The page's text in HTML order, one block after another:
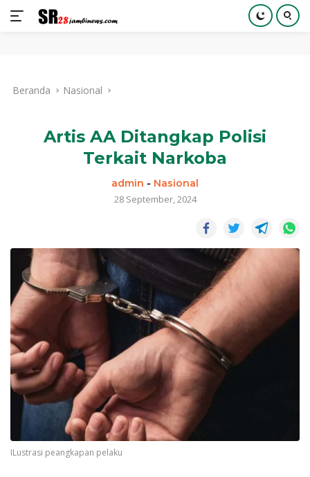
kontenBeranda Nasional
Artis AA Ditangkap Polisi
Terkait Narkoba
admin - Nasional
28 September, 2024
ILustrasi peangkapan pelaku